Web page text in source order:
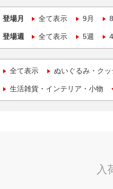
登場月 全て表示 9月
登場週 全て表示 5週
全て表示 ぬいぐるみ・クッ
生活雑貨・インテリア・小物